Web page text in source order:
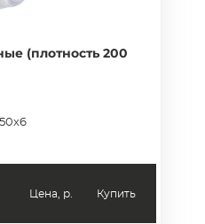
(плотность 200
Цена, р. Купить